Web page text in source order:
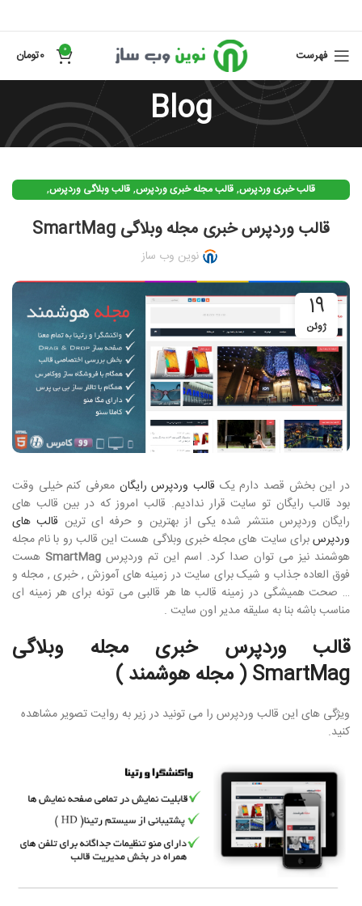
فهرست 0
0تومان
Blog
قالب خبری وردپرس, قالب مجله خبری وردپرس, قالب وبلاگی وردپرس,
قالب وردپرس خبری مجله وبلاگی SmartMag
نوین وب ساز
19
ژوئن
در این بخش قصد دارم یک قالب وردپرس رایگان معرفی کنم خیلی وقت
بود قالب رایگان تو سایت قرار ندادیم. قالب امروز که در بین قالب های
رایگان وردپرس منتشر شده یکی از بهترین و حرفه ای ترین قالب های
وردپرسبرای سایت های مجله خبری وبلاگی هست این قالب رو با نام مجله
هوشمند نیز می توان صدا کرد. اسم این تم وردپرس SmartMag هست
فوق العاده جذاب و شیک برای سایت در زمینه های آموزش , خبری , مجله و
… صحت همیشگی در زمینه قالب ها هر قالبی می تونه برای هر زمینه ای
مناسب باشه بنا به سلیقه مدیر اون سایت .
قالب وردپرس خبری مجله وبلاگی
SmartMag ( مجله هوشمند )
ویژگی های این قالب وردپرس را می تونید در زیر به روایت تصویر مشاهده
کنید.